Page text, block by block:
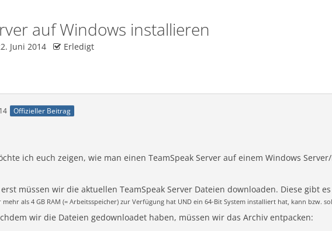
auf Windows installieren
Juni 2014 Erledigt
Offizieller Beitrag
ich euch zeigen, wie man einen TeamSpeak Server auf einem Windows
müssen wir die aktuellen TeamSpeak Server Dateien downloaden. Diese gibt
mehr als 4 GB RAM (= Arbeitsspeicher) zur Verfügung hat UND ein 64-Bit System installiert hat, kann bzw.
wir die Dateien gedownloadet haben, müssen wir das Archiv entpacken: